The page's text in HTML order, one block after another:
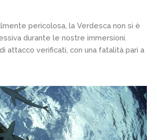
pericolosa, la Verdesca non si è
durante le nostre immersioni.
attacco verificati, con una fatalità pari a